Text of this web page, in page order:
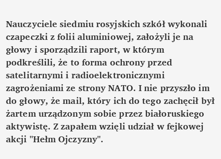
Nauczyciele siedmiu rosyjskich szkół wykonali
czapeczki z folii aluminiowej, założyli je na
głowy i sporządzili raport, w którym
podkreślili, że to forma ochrony przed
satelitarnymi i radioelektronicznymi
zagrożeniami ze strony NATO. I nie przyszło im
do głowy, że mail, który ich do tego zachęcił był
żartem urządzonym sobie przez białoruskiego
aktywistę. Z zapałem wzięli udział w fejkowej
akcji "Hełm Ojczyzny".